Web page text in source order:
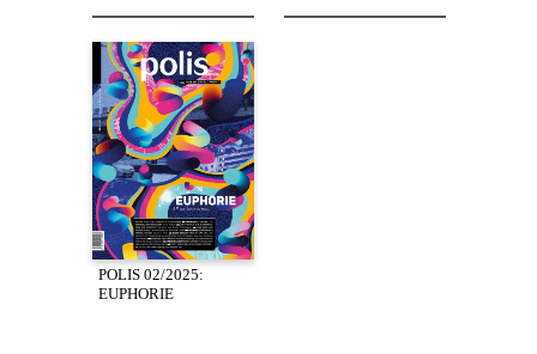
POLIS 02/2025:
EUPHORIE